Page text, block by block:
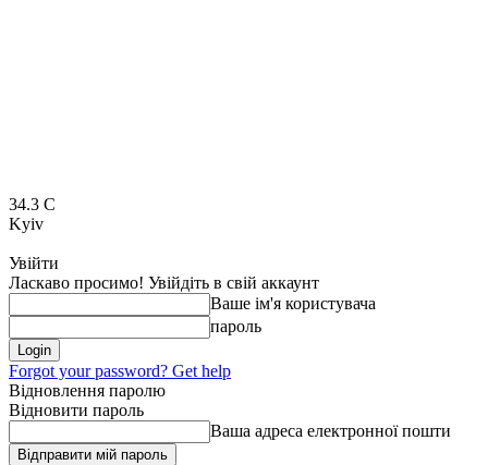
34.3 C
Kyiv
Увійти
Ласкаво просимо! Увійдіть в свій аккаунт
Ваше ім'я користувача
пароль
Forgot your password? Get help
Відновлення паролю
Відновити пароль
Ваша адреса електронної пошти